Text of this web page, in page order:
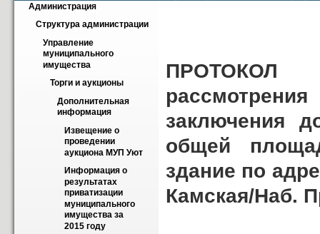
Администрация
Структура администрации
Управление
муниципального
имущества
Торги и аукционы
Дополнительная
информация
Извещение о
проведении
аукциона МУП Уют
Информация о
результатах
приватизации
муниципального
имущества за
2015 году
ПРОТОКОЛ
заключения
общей
здание по
Камская/Наб.